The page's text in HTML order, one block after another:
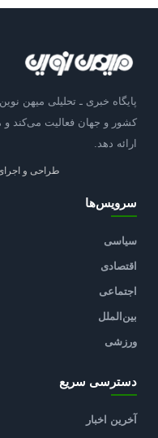
پایگاه خبری ـ تحلیلی میهن
کشور و جهان فعالیت می‌کند و
ارائه دهد.
طراحی و
سرویس‌ها
سیاسی
اقتصادی
اجتماعی
بین‌الملل
ورزشی
دسترسی سریع
آخرین اخبار